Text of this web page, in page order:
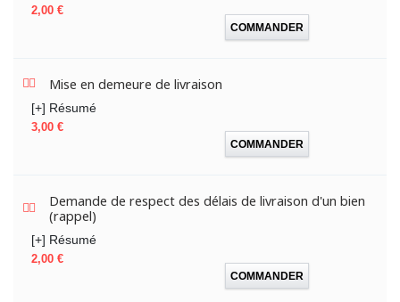
Prix
2,00 €
COMMANDER
Mise en demeure de livraison
[+] Résumé
Prix
3,00 €
COMMANDER
Demande de respect des délais de livraison d'un bien
(rappel)
[+] Résumé
Prix
2,00 €
COMMANDER